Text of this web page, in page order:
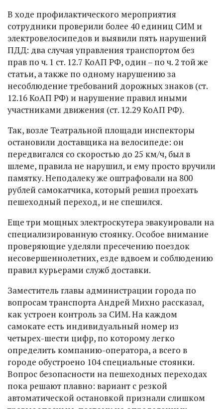
В ходе профилактического мероприятия
сотрудники проверили более 40 единиц СИМ и
электровелосипедов и выявили пять нарушений
ПДД: два случая управления транспортом без
прав по ч. 1 ст. 12.7 КоАП РФ, один – по ч. 2 той же
статьи, а также по одному нарушению за
несоблюдение требований дорожных знаков (ст.
12.16 КоАП РФ) и нарушение правил иными
участниками движения (ст. 12.29 КоАП РФ).
Так, возле Театральной площади инспекторы
остановили доставщика на велосипеде: он
передвигался со скоростью до 25 км/ч, был в
шлеме, правила не нарушил, и ему просто вручили
памятку. Неподалеку же оштрафовали на 800
рублей самокатчика, который решил проехать
пешеходный переход, и не спешился.
Еще три мощных электроскутера эвакуировали на
специализированную стоянку. Особое внимание
проверяющие уделяли пресечению поездок
несовершеннолетних, езде вдвоем и соблюдению
правил курьерами служб доставки.
Заместитель главы администрации города по
вопросам транспорта Андрей Михно рассказал,
как устроен контроль за СИМ. На каждом
самокате есть индивидуальный номер из
четырех-шести цифр, по которому легко
определить компанию-оператора, а всего в
городе обустроено 104 специальные стоянки.
Вопрос безопасности на пешеходных переходах
пока решают плавно: вариант с резкой
автоматической остановкой признали слишком